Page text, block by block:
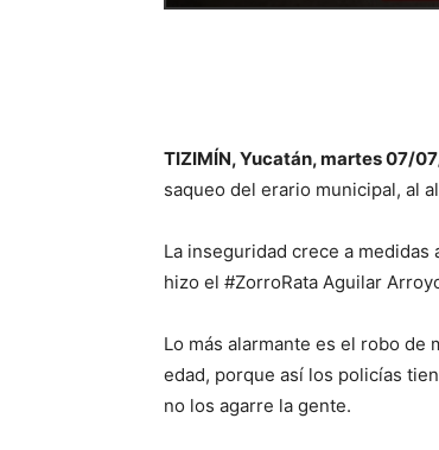
TIZIMÍN, Yucatán, martes 07/
saqueo del erario municipal, al
La inseguridad crece a
hizo el #ZorroRata Aguilar
Lo más alarmante es el robo
edad, porque así los policías
no los agarre la gente.